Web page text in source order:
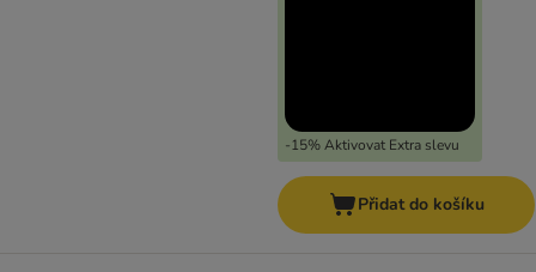
-15% Aktivovat Extra slevu
Přidat do košíku